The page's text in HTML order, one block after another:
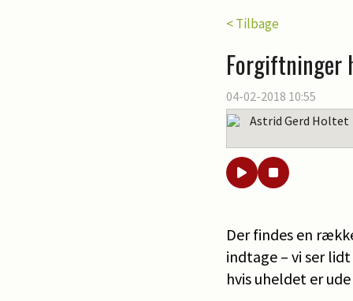
< Tilbage
Forgiftninger
04-02-2018 10:55
Astrid Gerd Holtet
Der findes en
indtage – vi ser
hvis uheldet er ude